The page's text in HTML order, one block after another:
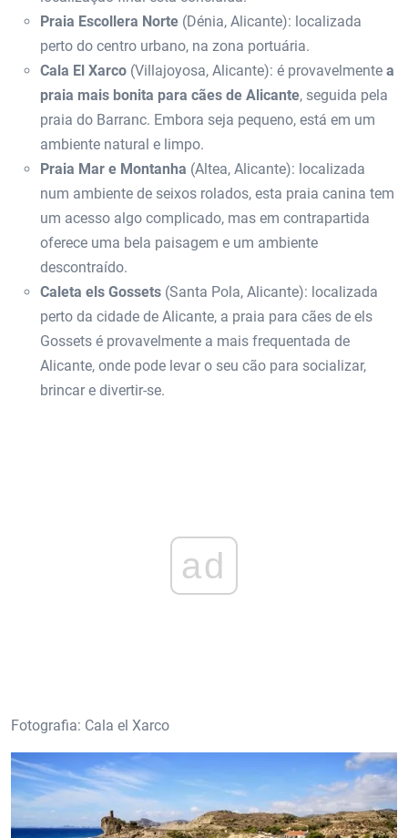
Praia Escollera Norte (Dénia, Alicante): localizada
perto do centro urbano, na zona portuária.
Cala El Xarco (Villajoyosa, Alicante): é provavelmente a
praia mais bonita para cães de Alicante, seguida pela
praia do Barranc. Embora seja pequeno, está em um
ambiente natural e limpo.
Praia Mar e Montanha (Altea, Alicante): localizada
num ambiente de seixos rolados, esta praia canina tem
um acesso algo complicado, mas em contrapartida
oferece uma bela paisagem e um ambiente
descontraído.
Caleta els Gossets (Santa Pola, Alicante): localizada
perto da cidade de Alicante, a praia para cães de els
Gossets é provavelmente a mais frequentada de
Alicante, onde pode levar o seu cão para socializar,
brincar e divertir-se.
ad
Fotografia: Cala el Xarco